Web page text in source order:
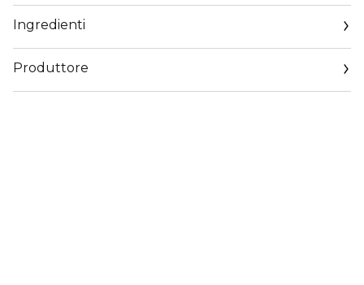
definizione. Ideale per ritocchi durante tutta la giornata. E
sei tu che decidi quanto far risaltare le tue ciglia
Ingredienti
Produttore